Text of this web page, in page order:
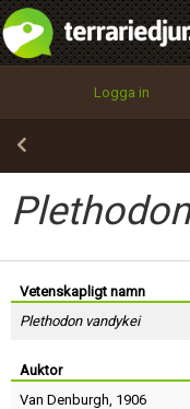
Logga in
Vetenskapligt namn
Plethodon vandykei
Auktor
Van Denburgh, 1906
integritetspolicy
Namn:
Epost:
Lösenord:
Begär nytt lösenord